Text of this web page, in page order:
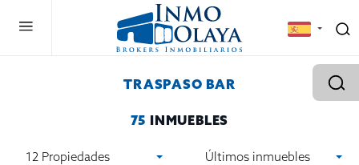
TRASPASO BAR
75 INMUEBLES
12 Propiedades Últimos inmuebles